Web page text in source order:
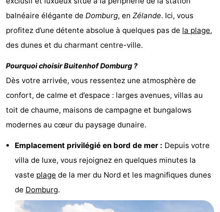
minutes
Plages
Voir
faire
Lieux
d'intérêt
-
Monuments
Moulins
Phares
balnéaire élégante de Domburg, en Zélande. Ici, vous
profitez d’une détente absolue à quelques pas de la plage,
des dunes et du charmant centre-ville.
Pourquoi choisirBuitenhof Domburg ?
Dès votre arrivée, vous ressentez une atmosphère de
confort, de calme et d’espace : larges avenues, villas au
toit de chaume, maisons de campagne et bungalows
modernes au cœur du paysage dunaire.
Emplacement privilégié en bord de mer : Depuis votre
villa de luxe, vous rejoignez en quelques minutes la
vaste plage de la mer du Nord et les magnifiques dunes
de Domburg.